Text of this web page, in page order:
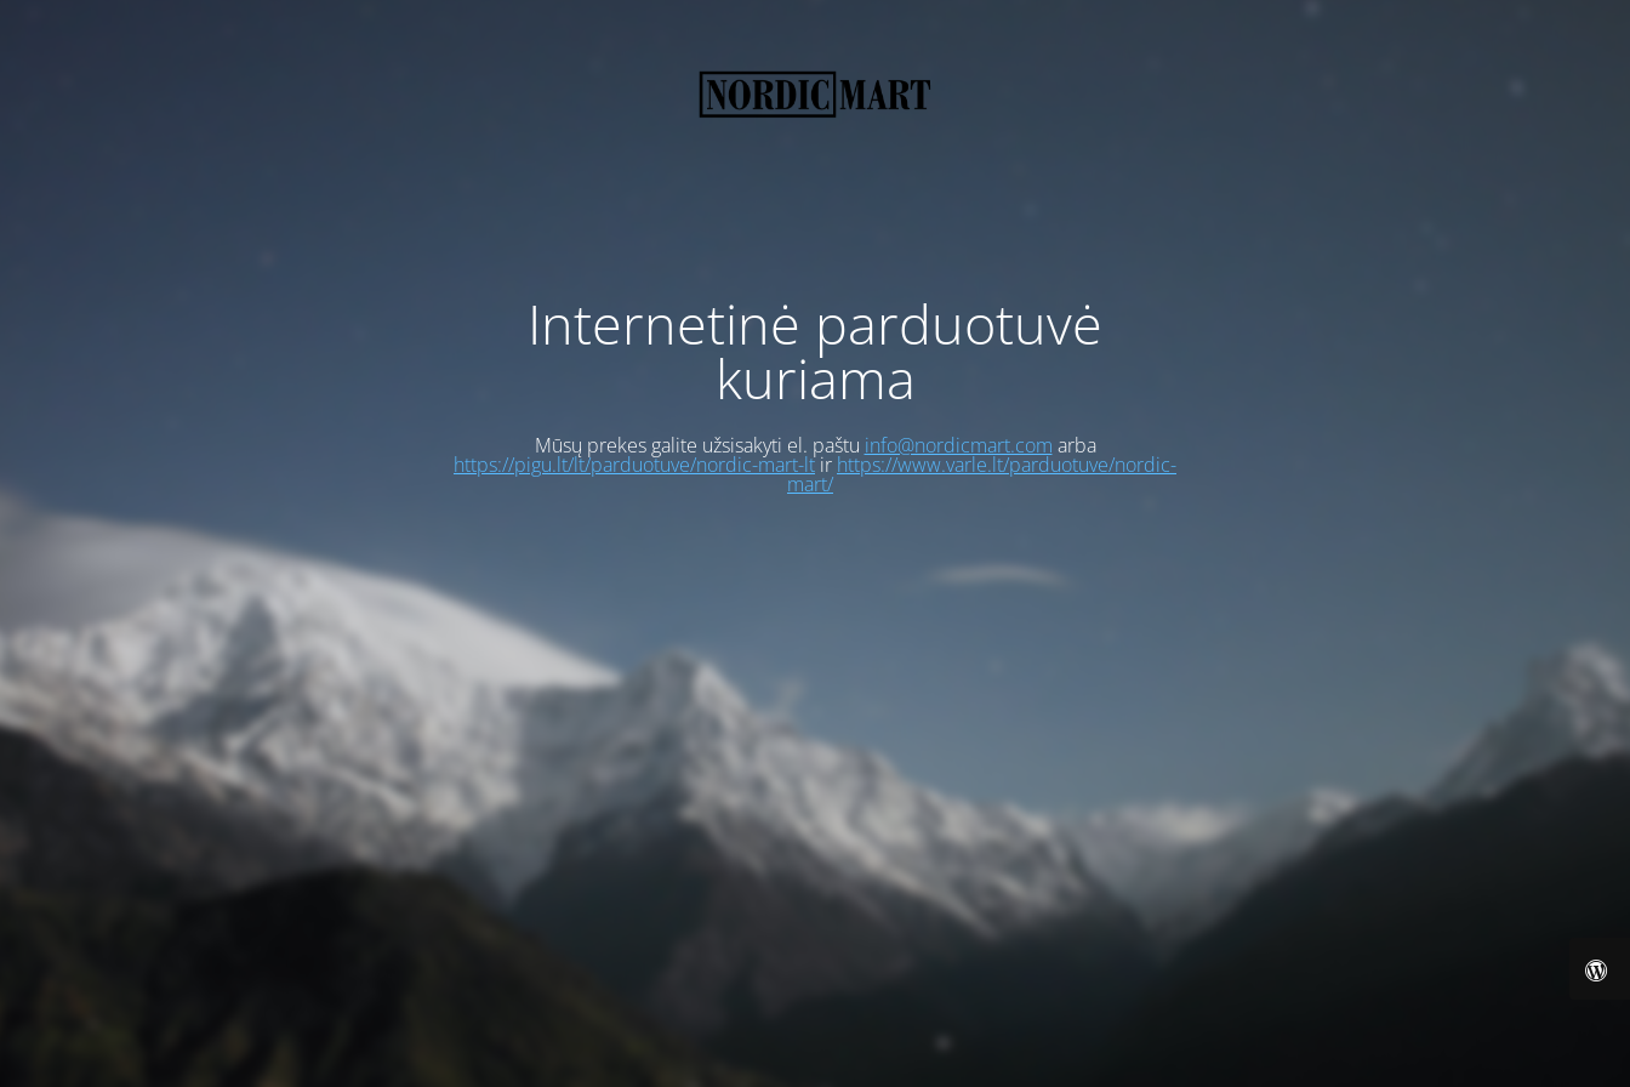
Internetinė parduotuvė
kuriama
Mūsų prekes galite užsisakyti el. paštu info@nordicmart.com arba
https://pigu.lt/lt/parduotuve/nordic-mart-ltir https://www.varle.lt/parduotuve/nordic-
mart/